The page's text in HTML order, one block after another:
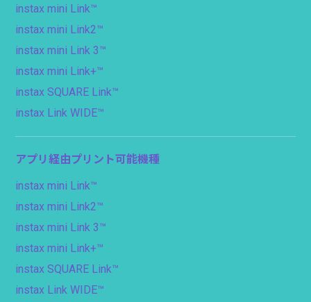
instax mini Link™
instax mini Link2™
instax mini Link 3™
instax mini Link+™
instax SQUARE Link™
instax Link WIDE™
アプリ経由プリント可能機種
instax mini Link™
instax mini Link2™
instax mini Link 3™
instax mini Link+™
instax SQUARE Link™
instax Link WIDE™